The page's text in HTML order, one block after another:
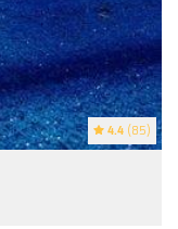
4.4 (85)